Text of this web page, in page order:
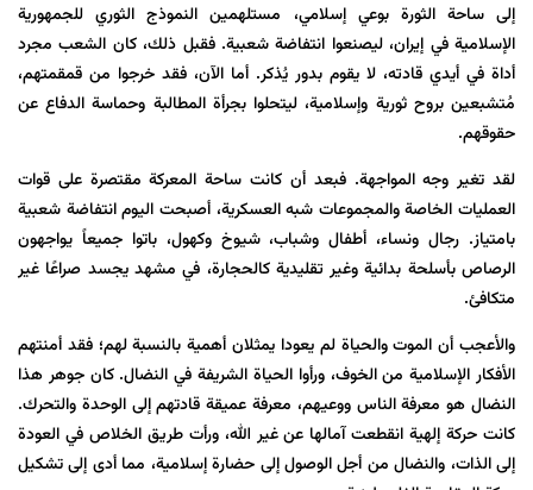
إلى ساحة الثورة بوعي إسلامي، مستلهمين النموذج الثوري للجمهورية
الإسلامية في إيران، ليصنعوا انتفاضة شعبية. فقبل ذلك، كان الشعب مجرد
أداة في أيدي قادته، لا يقوم بدور يُذكر. أما الآن، فقد خرجوا من قمقمتهم،
مُتشبعين بروح ثورية وإسلامية، ليتحلوا بجرأة المطالبة وحماسة الدفاع عن
حقوقهم.
لقد تغير وجه المواجهة. فبعد أن كانت ساحة المعركة مقتصرة على قوات
العمليات الخاصة والمجموعات شبه العسكرية، أصبحت اليوم انتفاضة شعبية
بامتياز. رجال ونساء، أطفال وشباب، شيوخ وكهول، باتوا جميعاً يواجهون
الرصاص بأسلحة بدائية وغير تقليدية كالحجارة، في مشهد يجسد صراعًا غير
متكافئ.
والأعجب أن الموت والحياة لم يعودا يمثلان أهمية بالنسبة لهم؛ فقد أمنتهم
الأفكار الإسلامية من الخوف، ورأوا الحياة الشريفة في النضال. كان جوهر هذا
النضال هو معرفة الناس ووعيهم، معرفة عميقة قادتهم إلى الوحدة والتحرك.
كانت حركة إلهية انقطعت آمالها عن غير الله، ورأت طريق الخلاص في العودة
إلى الذات، والنضال من أجل الوصول إلى حضارة إسلامية، مما أدى إلى تشكيل